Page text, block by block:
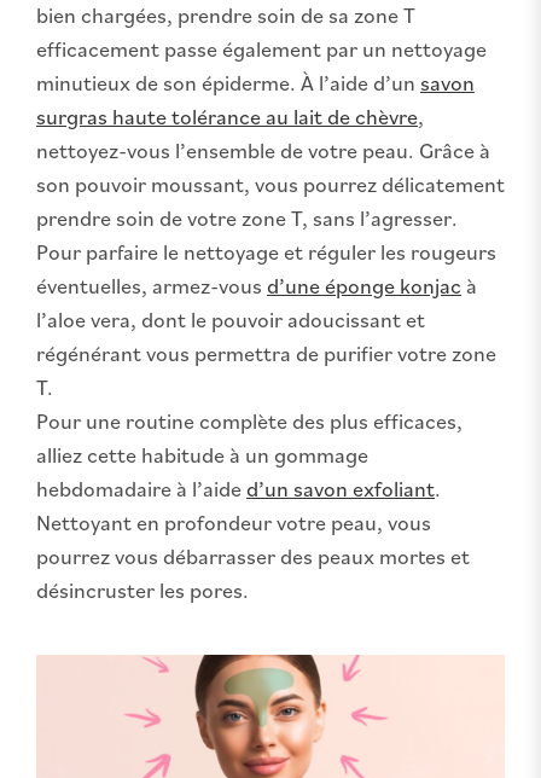
bien chargées, prendre soin de sa zone T
efficacement passe également par un nettoyage
minutieux de son épiderme. À l’aide d’un savon
surgras haute tolérance au lait de chèvre,
nettoyez-vous l’ensemble de votre peau. Grâce à
son pouvoir moussant, vous pourrez délicatement
prendre soin de votre zone T, sans l’agresser.
Pour parfaire le nettoyage et réguler les rougeurs
éventuelles, armez-vous d’une éponge konjac à
l’aloe vera, dont le pouvoir adoucissant et
régénérant vous permettra de purifier votre zone
T.
Pour une routine complète des plus efficaces,
alliez cette habitude à un gommage
hebdomadaire à l’aided’un savon exfoliant.
Nettoyant en profondeur votre peau, vous
pourrez vous débarrasser des peaux mortes et
désincruster les pores.